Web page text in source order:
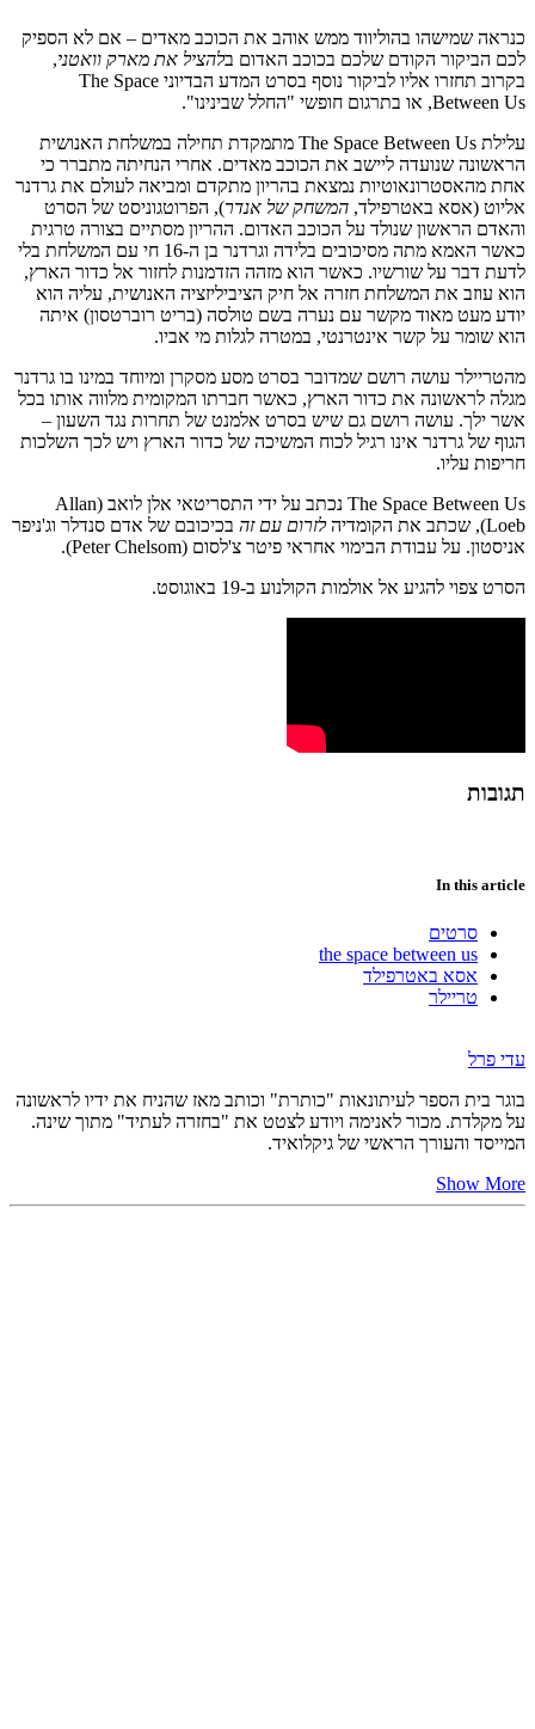
כנראה שמישהו בהוליווד ממש אוהב את הכוכב מאדים – אם לא הספיק
לכם הביקור הקודם שלכם בכוכב האדום בלהציל את מארק וואטני,
בקרוב תחזרו אליו לביקור נוסף בסרט המדע הבדיוני The Space
Between Us, או בתרגום חופשי "החלל שבינינו".
עלילת The Space Between Us מתמקדת תחילה במשלחת האנושית
הראשונה שנועדה ליישב את הכוכב מאדים. אחרי הנחיתה מתברר כי
אחת מהאסטרונאוטיות נמצאת בהריון מתקדם ומביאה לעולם את גרדנר
אליוט (אסא באטרפילד, המשחק של אנדר), הפרוטגוניסט של הסרט
והאדם הראשון שנולד על הכוכב האדום. ההריון מסתיים בצורה טרגית
כאשר האמא מתה מסיכובים בלידה וגרדנר בן ה-16 חי עם המשלחת בלי
לדעת דבר על שורשיו. כאשר הוא מזהה הזדמנות לחזור אל כדור הארץ,
הוא עוזב את המשלחת חזרה אל חיק הציביליזציה האנושית, עליה הוא
יודע מעט מאוד מקשר עם נערה בשם טולסה (בריט רוברטסון) איתה
הוא שומר על קשר אינטרנטי, במטרה לגלות מי אביו.
מהטריילר עושה רושם שמדובר בסרט מסע מסקרן ומיוחד במינו בו גרדנר
מגלה לראשונה את כדור הארץ, כאשר חברתו המקומית מלווה אותו בכל
אשר ילך. עושה רושם גם שיש בסרט אלמנט של תחרות נגד השעון –
הגוף של גרדנר אינו רגיל לכוח המשיכה של כדור הארץ ויש לכך השלכות
חריפות עליו.
The Space Between Us נכתב על ידי התסריטאי אלן לואב (Allan
Loeb), שכתב את הקומדיה
לזרום עם זה בכיכובם של אדם סנדלר וג'ניפר
אניסטון. על עבודת הבימוי אחראי פיטר צ'לסום (Peter Chelsom).
הסרט צפוי להגיע אל אולמות הקולנוע ב-19 באוגוסט.
תגובות
In this article
סרטים
the space between us
אסא באטרפילד
טריילר
עדי פרל
בוגר בית הספר לעיתונאות "כותרת" וכותב מאז שהניח את ידיו לראשונה
על מקלדת. מכור לאנימה ויודע לצטט את "בחזרה לעתיד" מתוך שינה.
המייסד והעורך הראשי של גיקלואיד.
Show More